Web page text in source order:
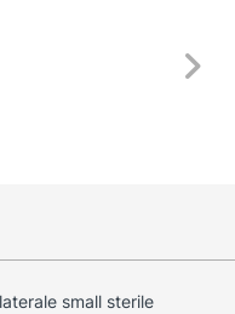
small sterile